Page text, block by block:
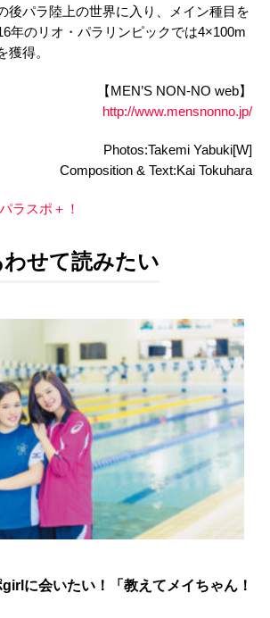
後パラ陸上の世界に入り、メイン種目を
年のリオ・パラリンピックでは4×100m
獲得。
【MEN’S NON-NO web】
http://www.mensnonno.jp/
Photos:Takemi Yabuki[W]
Composition & Text:Kai Tokuhara
ラスポ＋！
わせて読みたい
girlに会いたい！「教えてメイちゃん！